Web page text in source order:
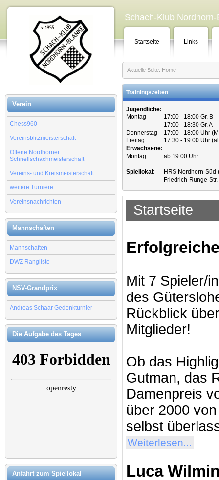
Verein
Chess960
Vereinsblitzmeisterschaft
Offene Nordhorner
Schnellschachmeisterschaft
Vereins- und Kreismeisterschaft
weitere Turniere
Vereinsnachrichten
Mannschaften
Mannschaften
DWZ Rangliste
NSV-Grandprix
Andreas Schaar Gedenkturnier
Die Aufgabe des Tages
Anfahrt zum Spiellokal
Schach-Klub
Startseite Links
Aktuelle Seite: Home
Trainingszeiten
Jugendliche:
Montag
17:00 - 18:00 Gr. B
17:00 - 18:30 Gr. A
Donnerstag
17:00 - 18:00 Uhr
Freitag
17:30 - 19:00 Uhr
Erwachsene:
Montag
ab 19:00 Uhr
Spiellokal:
HRS Nordhorn-Süd
Friedrich-Runge-
Startseite
Mit 7 Spieler/
des
Rückblick
Mitglieder!
Ob das
Gutman, das
Damenpreis
über 2000
selbst
Weiterlesen...
Luca